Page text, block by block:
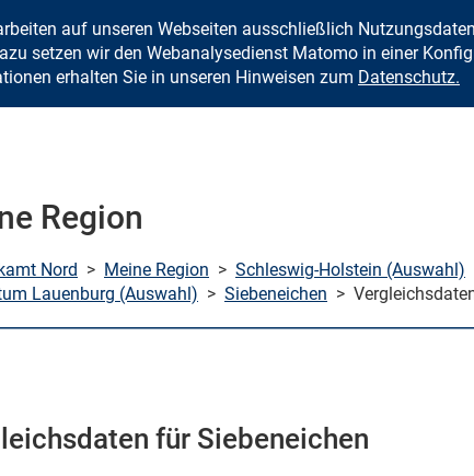
Zum Inhalt springen
auf unseren Webseiten ausschließlich
setzen wir den Webanalysedienst Matomo in einer
erhalten Sie in unseren Hinweisen zum Datenschutz.
Region
Nord > Meine Region > Schleswig-Holstein (Auswahl)
Lauenburg (Auswahl) > Siebeneichen >
für Siebeneichen